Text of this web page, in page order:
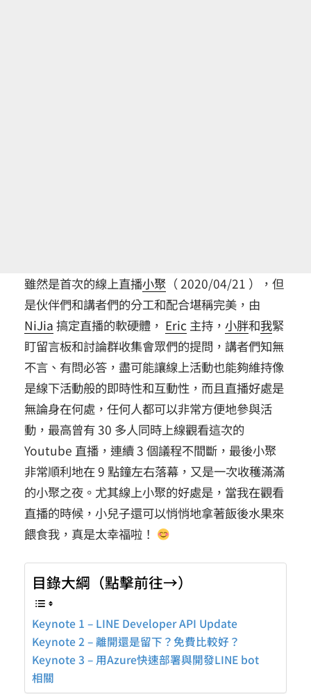
雖然是首次的線上直播小聚（ 2020/04/21 ），但
是伙伴們和講者們的分工和配合堪稱完美，由
NiJia 搞定直播的軟硬體， Eric 主持， 小胖和我緊
盯留言板和討論群收集會眾們的提問，講者們知無
不言、有問必答，盡可能讓線上活動也能夠維持像
是線下活動般的即時性和互動性，而且直播好處是
無論身在何處，任何人都可以非常方便地參與活
動，最高曾有 30 多人同時上線觀看這次的
Youtube 直播，連續 3 個議程不間斷，最後小聚
非常順利地在 9 點鐘左右落幕，又是一次收穫滿滿
的小聚之夜。尤其線上小聚的好處是，當我在觀看
直播的時候，小兒子還可以悄悄地拿著飯後水果來
餵食我，真是太幸福啦！
目錄大綱（點擊前往→）
Keynote 1 – LINE Developer API Update
Keynote 2 – 離開還是留下？免費比較好？
Keynote 3 – 用Azure快速部署與開發LINE bot
相關